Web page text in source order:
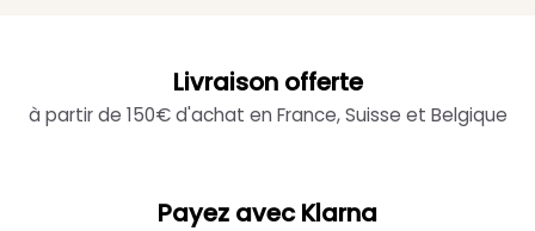
Livraison offerte
à partir de 150€ d'achat en France, Suisse et Belgique
Payez avec Klarna